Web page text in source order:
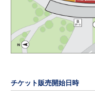
チケット販売開始日時